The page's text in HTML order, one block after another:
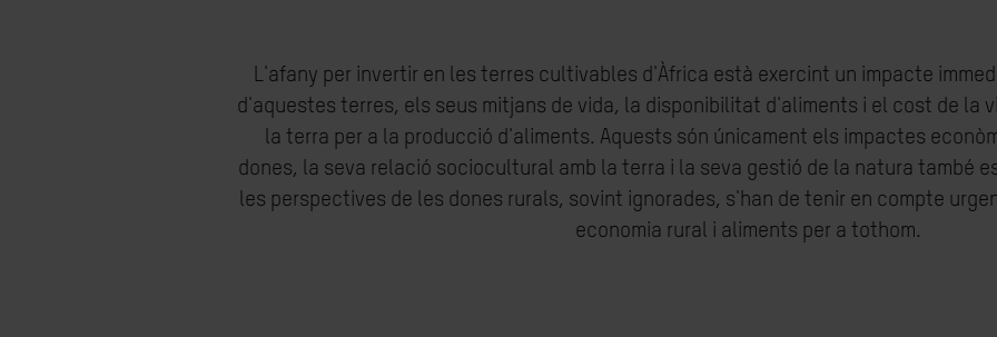
L'afany per invertir en les terres cultivables d'Àfrica està exercint un impacte
d'aquestes terres, els seus mitjans de vida, la disponibilitat d'aliments i el cost de la
la terra per a la producció d'aliments. Aquests són únicament els impactes
dones, la seva relació sociocultural amb la terra i la seva gestió de la natura també
les perspectives de les dones rurals, sovint ignorades, s'han de tenir en compte
economia rural i aliments per a tothom.